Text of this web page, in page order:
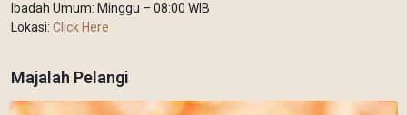
Ibadah Umum: Minggu – 08:00 WIB
Lokasi: Click Here
Majalah Pelangi